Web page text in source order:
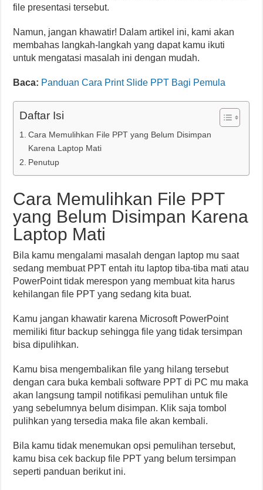
file presentasi tersebut.
Namun, jangan khawatir! Dalam artikel ini, kami akan
membahas langkah-langkah yang dapat kamu ikuti
untuk mengatasi masalah ini dengan mudah.
Baca: Panduan Cara Print Slide PPT Bagi Pemula
Daftar Isi
Cara Memulihkan File PPT yang Belum Disimpan
Karena Laptop Mati
Penutup
Cara Memulihkan File PPT
yang Belum Disimpan Karena
Laptop Mati
Bila kamu mengalami masalah dengan laptop mu saat
sedang membuat PPT entah itu laptop tiba-tiba mati atau
PowerPoint tidak merespon yang membuat kita harus
kehilangan file PPT yang sedang kita buat.
Kamu jangan khawatir karena Microsoft PowerPoint
memiliki fitur backup sehingga file yang tidak tersimpan
bisa dipulihkan.
Kamu bisa mengembalikan file yang hilang tersebut
dengan cara buka kembali software PPT di PC mu maka
akan langsung tampil notifikasi pemulihan untuk file
yang sebelumnya belum disimpan. Klik saja tombol
pulihkan yang tersedia maka file akan kembali.
Bila kamu tidak menemukan opsi pemulihan tersebut,
kamu bisa cek backup file PPT yang belum tersimpan
seperti panduan berikut ini.